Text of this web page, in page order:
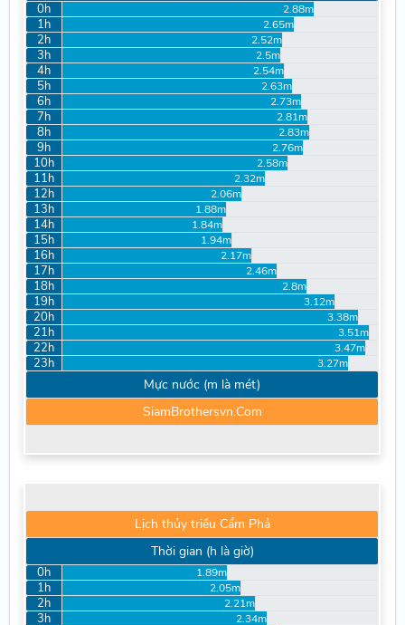
0h 2.88m
1h 2.65m
2h 2.52m
3h 2.5m
4h 2.54m
5h 2.63m
6h 2.73m
7h 2.81m
8h 2.83m
9h 2.76m
10h 2.58m
11h 2.32m
12h 2.06m
13h 1.88m
14h 1.84m
15h 1.94m
16h 2.17m
17h 2.46m
18h 2.8m
19h 3.12m
20h 3.38m
21h 3.51m
22h 3.47m
23h 3.27m
Mực nước (m là mét)
SiamBrothersvn.Com
Lịch thủy triều Cẩm Phả
Thời gian (h là giờ)
0h 1.89m
1h 2.05m
2h 2.21m
3h 2.34m